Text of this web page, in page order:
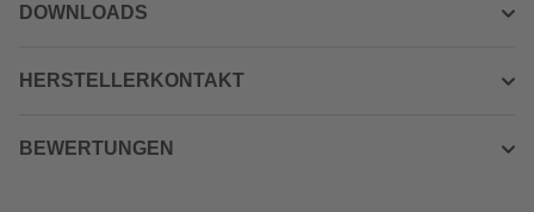
DOWNLOADS
HERSTELLERKONTAKT
BEWERTUNGEN